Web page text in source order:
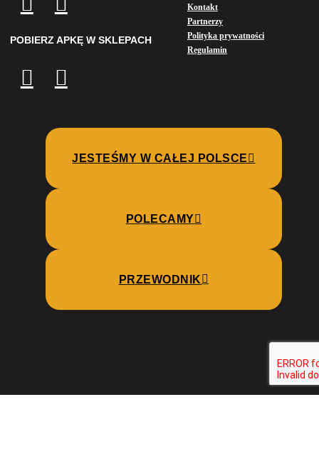
POBIERZ APKĘ W SKLEPACH
JESTEŚMY W CAŁEJ POLSCE
POLECAMY
PRZEWODNIK
Kontakt
Partnerzy
Polityka prywatności
Regulamin